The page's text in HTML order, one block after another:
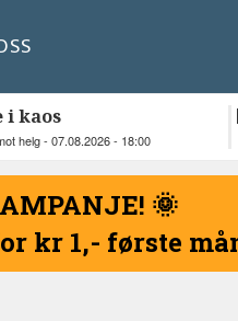
i kaos
helg - 07.08.2026 - 18:00
🌞
kr 1,- første